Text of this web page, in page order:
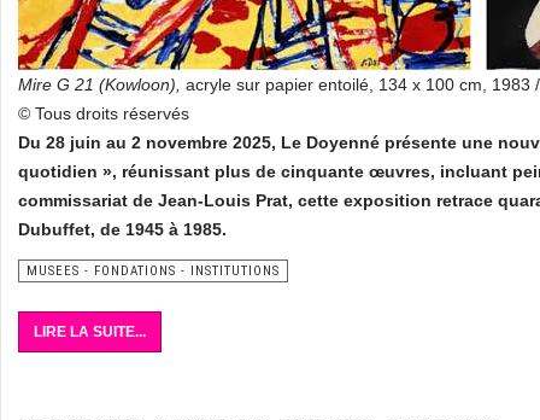
Mire G 21 (Kowloon), acryle sur papier entoilé, 134 x 100 cm, 1983
© Tous droits réservés
Du 28 juin au 2 novembre 2025, Le Doyenné présente une
quotidien », réunissant plus de cinquante œuvres, incluant
commissariat de Jean-Louis Prat, cette exposition retrace
Dubuffet, de 1945 à 1985.
MUSEES - FONDATIONS - INSTITUTIONS
LIRE LA SUITE...